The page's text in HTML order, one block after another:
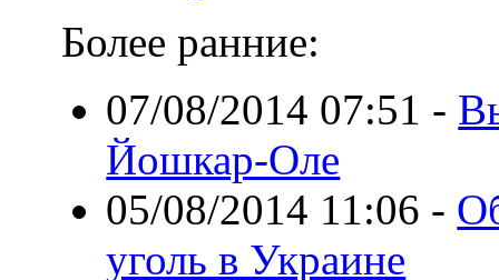
Более ранние:
07/08/2014 07:51 -
Йошкар-Оле
05/08/2014 11:06 -
уголь в Украине